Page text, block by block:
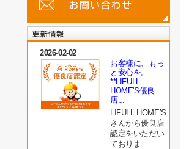
2026-02-02
お客様に、もっ
と安心を。
**LIFULL
HOME'S優良
店...
LIFULL HOME’S
さんから優良店
認定をいただい
ておりま